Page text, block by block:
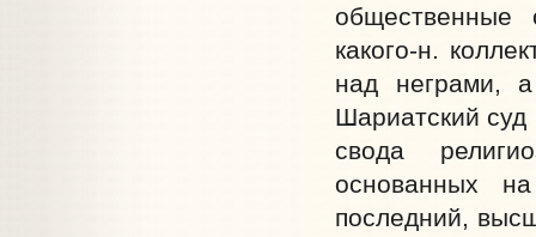
общественные
какого-н.
над неграми,
Шариатский суд
свода
основанных
последний,